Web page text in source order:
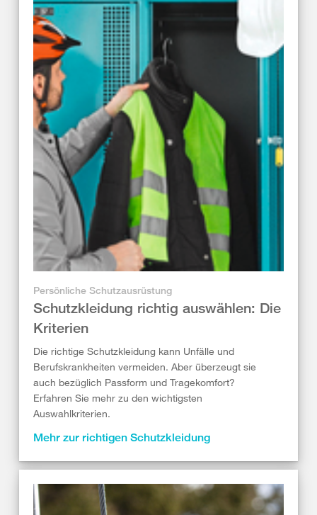
Persönliche Schutzausrüstung
Schutzkleidung richtig auswählen: Die
Kriterien
Die richtige Schutzkleidung kann Unfälle und
Berufskrankheiten vermeiden. Aber überzeugt sie
auch bezüglich Passform und Tragekomfort?
Erfahren Sie mehr zu den wichtigsten
Auswahlkriterien.
Mehr zur richtigen Schutzkleidung